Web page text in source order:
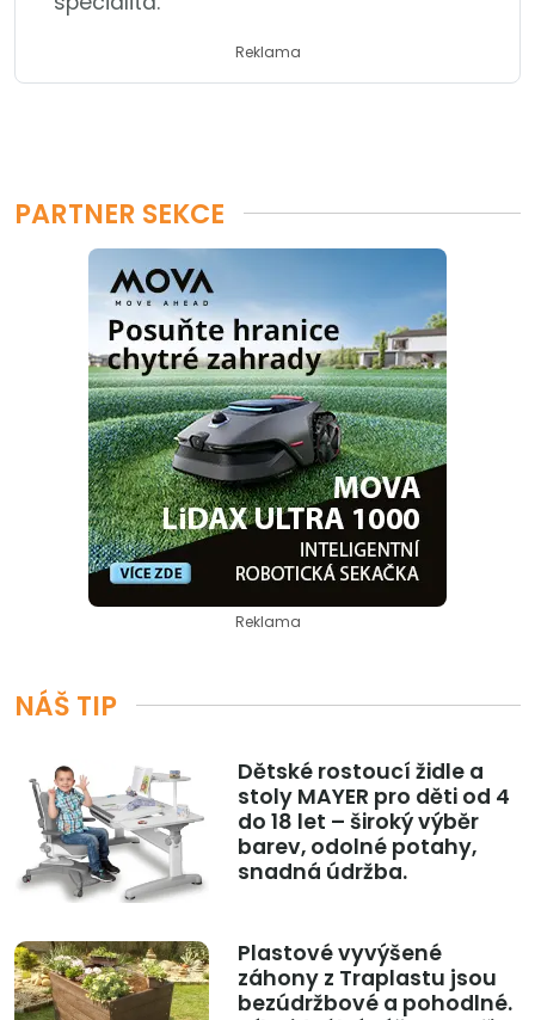
Reklama
PARTNER SEKCE
Reklama
NÁŠ TIP
Dětské rostoucí židle a
stoly MAYER pro děti od 4
do 18 let – široký výběr
barev, odolné potahy,
snadná údržba.
Plastové vyvýšené
záhony z Traplastu jsou
bezúdržbové a pohodlné.